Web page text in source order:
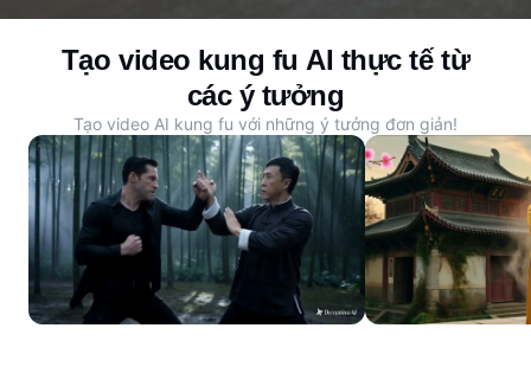
Tạo video kung fu AI thực tế từ
các ý tưởng
Tạo video AI kung fu với những ý tưởng đơn giản!